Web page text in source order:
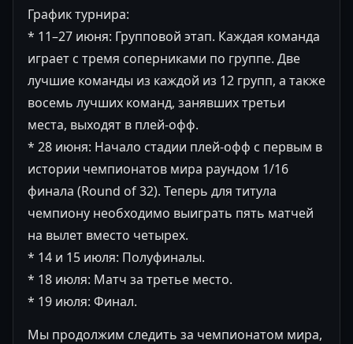
График турнира:
* 11–27 июня: Групповой этап. Каждая команда
играет с тремя соперниками по группе. Две
лучшие команды из каждой из 12 групп, а также
восемь лучших команд, занявших третьи
места, выходят в плей-офф.
* 28 июня: Начало стадии плей-офф с первым в
истории чемпионатов мира раундом 1/16
финала (Round of 32). Теперь для титула
чемпиону необходимо выиграть пять матчей
на вылет вместо четырех.
* 14 и 15 июля: Полуфиналы.
* 18 июля: Матч за третье место.
* 19 июля: Финал.
Мы продолжим следить за чемпионатом мира,